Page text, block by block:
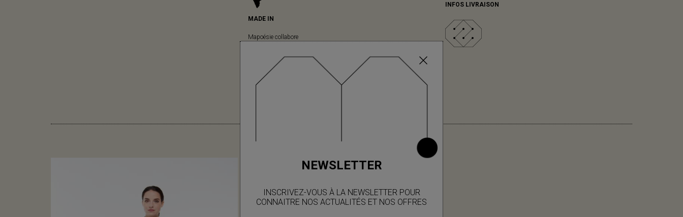
NEWSLETTER
INSCRIVEZ-VOUS À LA NEWSLETTER POUR
CONNAITRE NOS ACTUALITÉS ET NOS OFFRES
MADE IN
Mapoésie collabore
locaux indiens, dans
lesquels nous avons
le plaisir d’aller
régulièrement, à
INFOS LIVRAISON